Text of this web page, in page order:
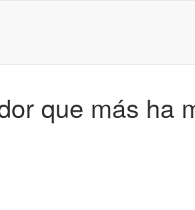
que más ha